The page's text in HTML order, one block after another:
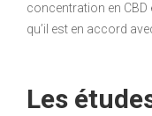
concentration en
qu’il est en accord
Les